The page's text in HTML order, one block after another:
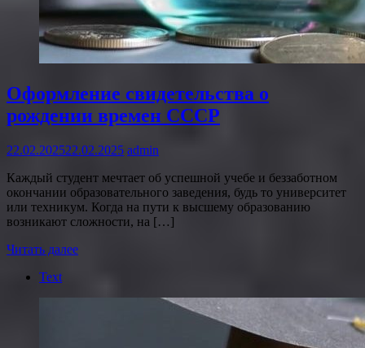
Оформление свидетельства о
рождении времен СССР
22.02.202522.02.2025 admin
Каждый студент мечтает об успешной учебе и беззаботном
окончании образовательного заведения, будь то университет
или техникум. Когда на пути к высшему образованию
возникают сложности, на […]
Читать далее
Text